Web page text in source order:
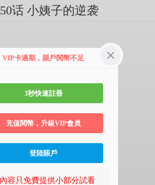
话 小姨子的逆袭
VIP卡過期，賬戶閱幣不足
3秒快速註冊
充值閱幣，升級VIP會員
登陸賬戶
容只免費提供小部分試看